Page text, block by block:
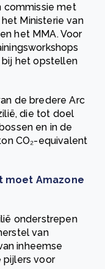
commissie met
Ministerie van
het MMA. Voor
het opstellen
de bredere Arc
die tot doel
en in de
CO₂-equivalent
moet Amazone
onderstrepen
van
inheemse
pijlers voor